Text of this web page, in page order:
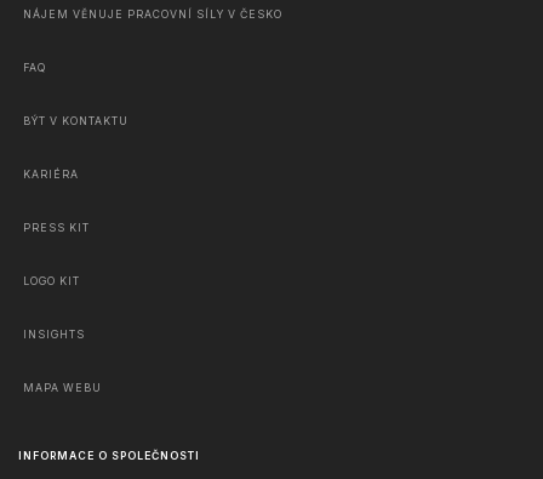
NÁJEM VĚNUJE PRACOVNÍ SÍLY V ČESKO
FAQ
BÝT V KONTAKTU
KARIÉRA
PRESS KIT
LOGO KIT
INSIGHTS
MAPA WEBU
INFORMACE O SPOLEČNOSTI